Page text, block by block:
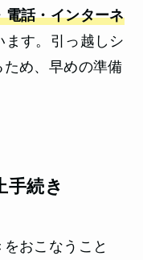
電話・インターネ
ます。引っ越しシ
め、早めの準備
手続き
おこなうこと